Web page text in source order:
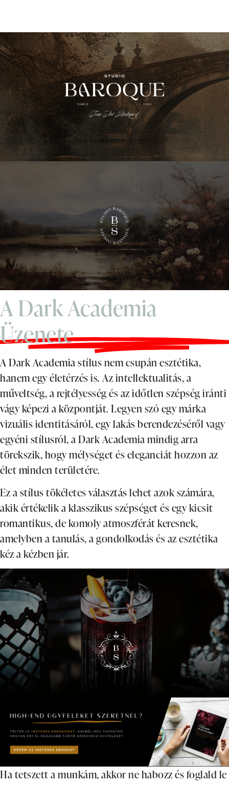
A Dark Academia
Üzenete
A Dark Academia stílus nem csupán esztétika,
hanem egy életérzés is. Az intellektualitás, a
műveltség, a rejtélyesség és az időtlen szépség iránti
vágy képezi a központját. Legyen szó egy márka
vizuális identitásáról, egy lakás berendezéséről vagy
egyéni stílusról, a Dark Academia mindig arra
törekszik, hogy mélységet és eleganciát hozzon az
élet minden területére.
Ez a stílus tökéletes választás lehet azok számára,
akik értékelik a klasszikus szépséget és egy kicsit
romantikus, de komoly atmoszférát keresnek,
amelyben a tanulás, a gondolkodás és az esztétika
kéz a kézben jár.
Ha tetszett a munkám, akkor ne habozz és foglald le